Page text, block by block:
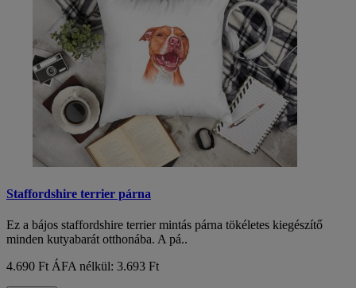
Staffordshire terrier párna
Ez a bájos staffordshire terrier mintás párna tökéletes kiegészítő
minden kutyabarát otthonába. A pá..
4.690 FtÁFA nélkül: 3.693 Ft